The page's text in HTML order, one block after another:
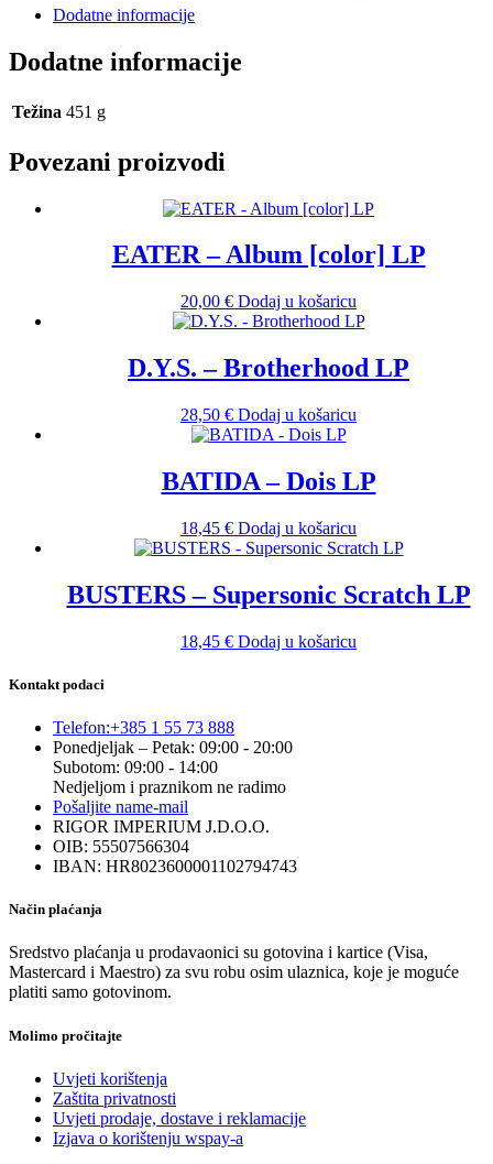
Dodatne informacije
Dodatne informacije
Težina 451 g
Povezani proizvodi
EATER – Album [color] LP
20,00 € Dodaj u košaricu
D.Y.S. – Brotherhood LP
28,50 € Dodaj u košaricu
BATIDA – Dois LP
18,45 € Dodaj u košaricu
BUSTERS – Supersonic Scratch LP
18,45 € Dodaj u košaricu
Kontakt podaci
Telefon:+385 1 55 73 888
Ponedjeljak – Petak: 09:00 - 20:00
Subotom: 09:00 - 14:00
Nedjeljom i praznikom ne radimo
Pošaljite name-mail
RIGOR IMPERIUM J.D.O.O.
OIB: 55507566304
IBAN: HR8023600001102794743
Način plaćanja
Sredstvo plaćanja u prodavaonici su gotovina i kartice (Visa,
Mastercard i Maestro) za svu robu osim ulaznica, koje je moguće
platiti samo gotovinom.
Molimo pročitajte
Uvjeti korištenja
Zaštita privatnosti
Uvjeti prodaje, dostave i reklamacije
Izjava o korištenju wspay-a